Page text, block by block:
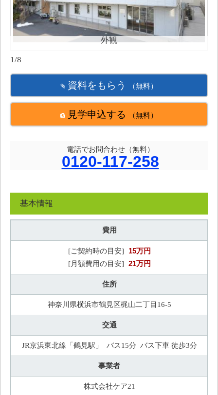
外観
1/8
資料をもらう （無料）
見学申込する （無料）
電話でお問合わせ（無料）
0120-117-258
基本情報
費用
[ご契約時の目安] 15万円
[月額費用の目安] 21万円
住所
神奈川県横浜市鶴見区梶山二丁目16-5
交通
JR京浜東北線「鶴見駅」 バス15分 バス下車 徒歩3分
事業者
株式会社ケア21